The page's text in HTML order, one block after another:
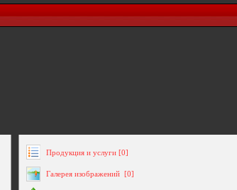
Продукция и услуги [0]
Галерея изображений [0]